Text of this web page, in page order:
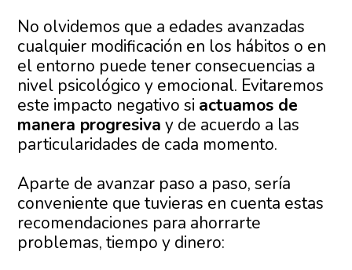
No olvidemos que a edades avanzadas
cualquier modificación en los hábitos o en
el entorno puede tener consecuencias a
nivel psicológico y emocional. Evitaremos
este impacto negativo si actuamos de
manera progresiva y de acuerdo a las
particularidades de cada momento.
Aparte de avanzar paso a paso, sería
conveniente que tuvieras en cuenta estas
recomendaciones para ahorrarte
problemas, tiempo y dinero: